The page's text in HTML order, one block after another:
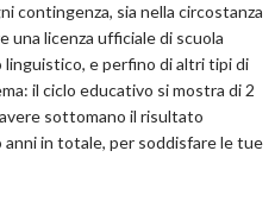
contingenza, sia nella circostanza
una licenza ufficiale di scuola
e perfino di altri tipi di
il ciclo educativo si mostra di 2
sottomano il risultato
in totale, per soddisfare le tue